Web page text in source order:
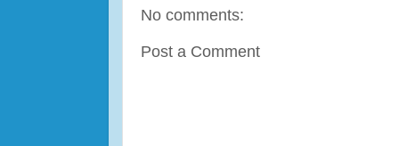
No comments:
Post a Comment